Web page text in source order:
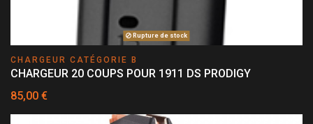
Rupture de stock
CHARGEUR CATÉGORIE B
CHARGEUR 20 COUPS POUR 1911 DS PRODIGY
85,00 €